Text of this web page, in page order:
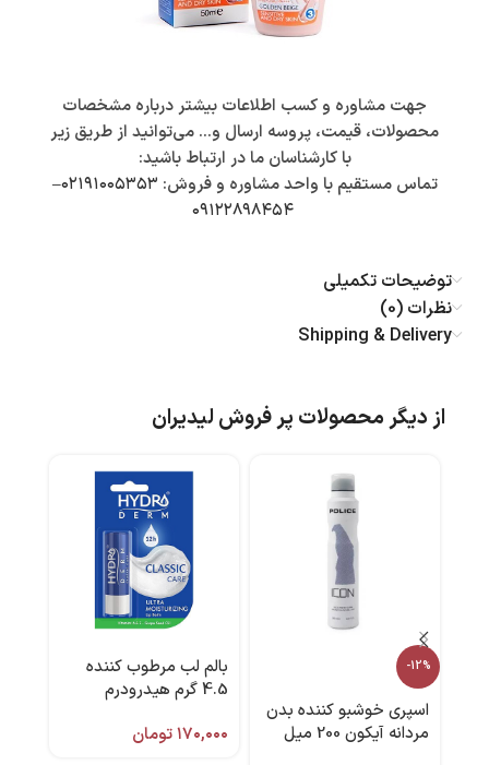
جهت مشاوره و کسب اطلاعات بیشتر درباره مشخصات
محصولات، قیمت، پروسه ارسال و… می‌توانید از طریق زیر
با کارشناسان ما در ارتباط باشید:
تماس مستقیم با واحد مشاوره و فروش: ۰۲۱۹۱۰۰۵۳۵۳–
۰۹۱۲۲۸۹۸۴۵۴
توضیحات تکمیلی
نظرات (0)
Shipping & Delivery
از دیگر محصولات پر فروش لیدیران
-12%
اسپری خوشبو کننده بدن
مردانه آیکون 200 میل
بالم لب مرطوب کننده
4.5 گرم هیدرودرم
۱۷۰,۰۰۰تومان